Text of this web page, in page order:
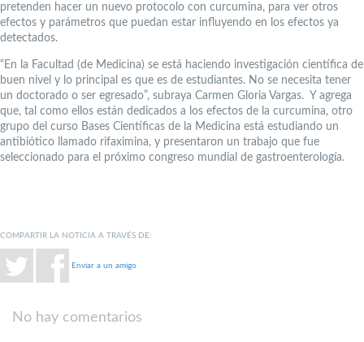
pretenden hacer un nuevo protocolo con curcumina, para ver otros
efectos y parámetros que puedan estar influyendo en los efectos ya
detectados.
“En la Facultad (de Medicina) se está haciendo investigación científica de
buen nivel y lo principal es que es de estudiantes. No se necesita tener
un doctorado o ser egresado”, subraya Carmen Gloria Vargas. Y agrega
que, tal como ellos están dedicados a los efectos de la curcumina, otro
grupo del curso Bases Científicas de la Medicina está estudiando un
antibiótico llamado rifaximina, y presentaron un trabajo que fue
seleccionado para el próximo congreso mundial de gastroenterología.
COMPARTIR LA NOTICIA A TRAVÉS DE:
Enviar a un amigo
No hay comentarios